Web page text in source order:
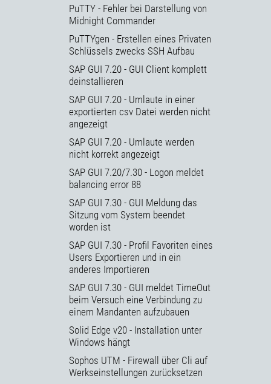
PuTTY - Fehler bei Darstellung von
Midnight Commander
PuTTYgen - Erstellen eines Privaten
Schlüssels zwecks SSH Aufbau
SAP GUI 7.20 - GUI Client komplett
deinstallieren
SAP GUI 7.20 - Umlaute in einer
exportierten csv Datei werden nicht
angezeigt
SAP GUI 7.20 - Umlaute werden
nicht korrekt angezeigt
SAP GUI 7.20/7.30 - Logon meldet
balancing error 88
SAP GUI 7.30 - GUI Meldung das
Sitzung vom System beendet
worden ist
SAP GUI 7.30 - Profil Favoriten eines
Users Exportieren und in ein
anderes Importieren
SAP GUI 7.30 - GUI meldet TimeOut
beim Versuch eine Verbindung zu
einem Mandanten aufzubauen
Solid Edge v20 - Installation unter
Windows hängt
Sophos UTM - Firewall über Cli auf
Werkseinstellungen zurücksetzen